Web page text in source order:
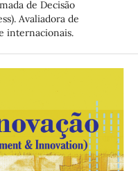
de Decisão
Avaliadora de
internacionais.